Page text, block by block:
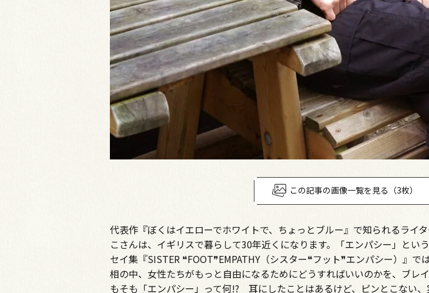
この記事の画像一覧を見る（3枚）
代表作『ぼくはイエローでホワイトで、ちょっとブルー』で知られるライ
こさんは、イギリスで暮らして30年近くになります。「エンパシー」とい
セイ集『SISTER ❝FOOT❞EMPATHY（シスター❝フット❞エンパシー）』
相の中、女性たちがもっと自由になるためにどうすればいいのかを、ブレ
もそも「エンパシー」って何!? 耳にしたことはあるけど、ピンとこない